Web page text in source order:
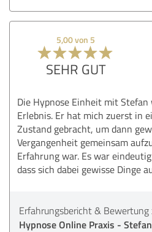
5,00 von 5
SEHR GUT
Die Hypnose Einheit mit
Erlebnis. Er hat mich zuerst in
Zustand gebracht, um dann
Vergangenheit gemeinsam
Erfahrung war. Es war
dass sich dabei gewisse Dinge
Erfahrungsbericht & Bewertung
Hypnose Online Praxis -